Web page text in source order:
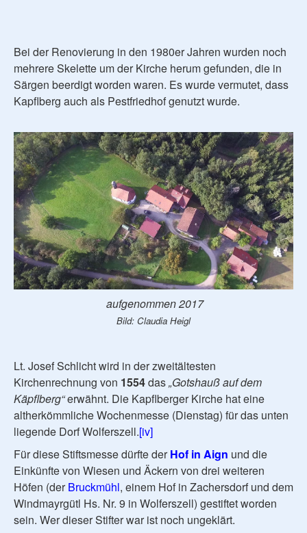
Bei der Renovierung in den 1980er Jahren wurden noch
mehrere Skelette um der Kirche herum gefunden, die in
Särgen beerdigt worden waren. Es wurde vermutet, dass
Kapflberg auch als Pestfriedhof genutzt wurde.
aufgenommen 2017
Bild: Claudia Heigl
Lt. Josef Schlicht wird in der zweitältesten
Kirchenrechnung von 1554das„Gotshauß auf dem
Käpflberg“erwähnt. Die Kapflberger Kirche hat eine
altherkömmliche Wochenmesse (Dienstag) für das unten
liegende Dorf Wolferszell.[iv]
Für diese Stiftsmesse dürfte der Hof in Aign und die
Einkünfte von Wiesen und Äckern von drei weiteren
Höfen (derBruckmühl, einem Hof in Zachersdorf und dem
Windmayrgütl Hs. Nr. 9 in Wolferszell) gestiftet worden
sein. Wer dieser Stifter war ist noch ungeklärt.